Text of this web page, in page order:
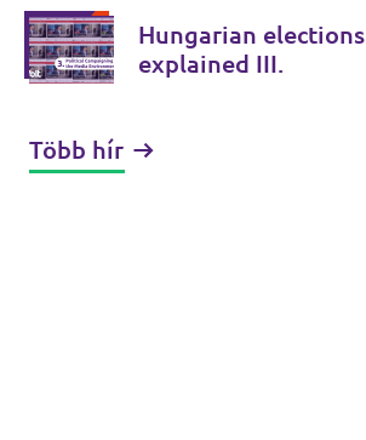
Hungarian elections
explained III.
Több hír